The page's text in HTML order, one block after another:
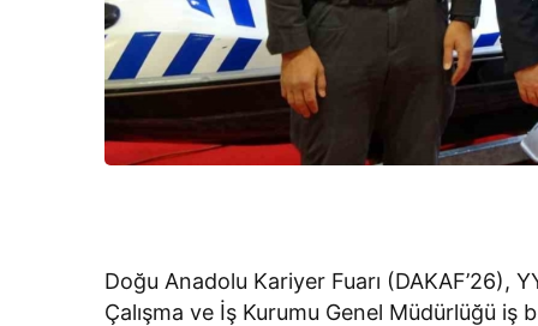
Doğu Anadolu Kariyer Fuarı (DAKAF’26),
Çalışma ve İş Kurumu Genel Müdürlüğü